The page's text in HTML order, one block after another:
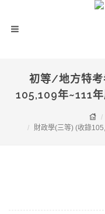
初等/地方特考
105,109年~111
財政學(三等) (收錄